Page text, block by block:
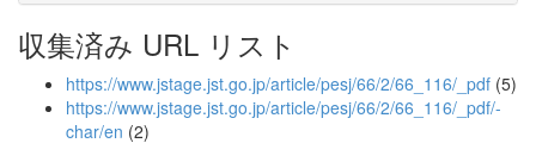
収集済み URL リスト
https://www.jstage.jst.go.jp/article/pesj/66/2/66_116/_pdf (5)
https://www.jstage.jst.go.jp/article/pesj/66/2/66_116/_pdf/-
char/en (2)